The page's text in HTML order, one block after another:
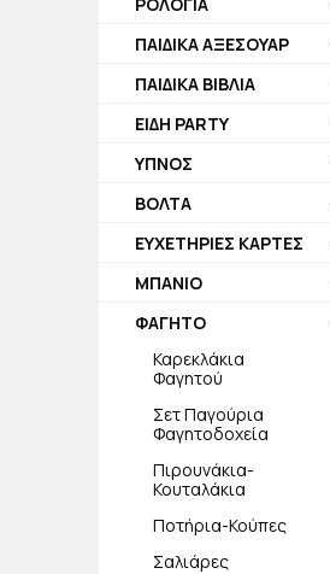
ΠΑΙΔΙΚΑ ΑΞΕΣΟΥΑΡ
ΠΑΙΔΙΚΑ ΒΙΒΛΙΑ
ΕΙΔΗ PARTY
ΥΠΝΟΣ
ΒΟΛΤΑ
ΕΥΧΕΤΗΡΙΕΣ ΚΑΡΤΕΣ
ΜΠΑΝΙΟ
ΦΑΓΗΤΟ
Καρεκλάκια
Φαγητού
Σετ Παγούρια
Φαγητοδοχεία
Πιρουνάκια-
Κουταλάκια
Ποτήρια-Κούπες
Σαλιάρες